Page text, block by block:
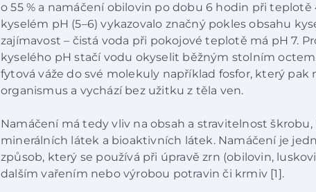
o 55 % a namáčení obilovin po dobu 6 hodin při teplotě
kyselém pH (5–6) vykazovalo značný pokles obsahu
zajímavost – čistá voda při pokojové teplotě má pH 7.
kyselého pH stačí vodu okyselit běžným stolním
fytová váže do své molekuly například fosfor, který pak
organismus a vychází bez užitku z těla ven.
Namáčení má tedy vliv na obsah a stravitelnost
minerálních látek a bioaktivních látek. Namáčení je
způsob, který se používá při úpravě zrn (obilovin,
dalším vařením nebo výrobou potravin či krmiv [1].